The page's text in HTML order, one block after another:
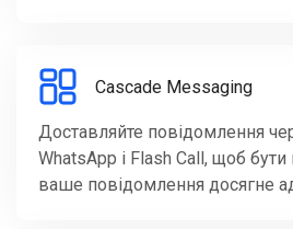
Cascade Messaging
Доставляйте повідомлення
WhatsApp і Flash Call, щоб
ваше повідомлення досягне